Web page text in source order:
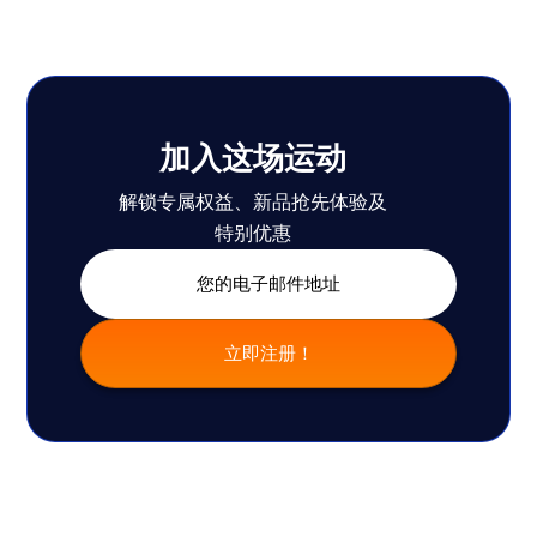
加入这场运动
解锁专属权益、新品抢先体验及
特别优惠